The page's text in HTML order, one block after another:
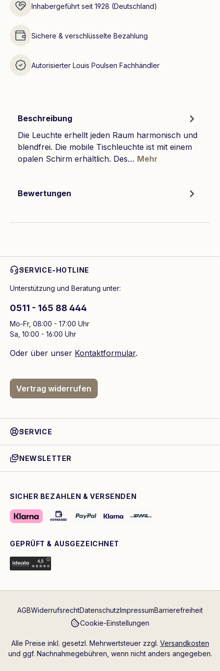
Inhabergeführt seit 1928 (Deutschland)
Sichere & verschlüsselte Bezahlung
Autorisierter Louis Poulsen Fachhändler
Beschreibung
Die Leuchte erhellt jeden Raum harmonisch und
blendfrei. Die mobile Tischleuchte ist mit einem
opalen Schirm erhältlich. Des… Mehr
Bewertungen
SERVICE-HOTLINE
Unterstützung und Beratung unter:
0511 - 165 88 444
Mo-Fr, 08:00 - 17:00 Uhr
Sa, 10:00 - 16:00 Uhr
Oder über unser Kontaktformular.
Vertrag widerrufen
SERVICE
NEWSLETTER
SICHER BEZAHLEN & VERSENDEN
GEPRÜFT & AUSGEZEICHNET
AGBWiderrufsrechtDatenschutzImpressumBarrierefreiheit
Cookie-Einstellungen
Alle Preise inkl. gesetzl. Mehrwertsteuer zzgl. Versandkosten
und ggf. Nachnahmegebühren, wenn nicht anders angegeben.